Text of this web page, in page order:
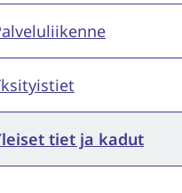
tiet ja kadut